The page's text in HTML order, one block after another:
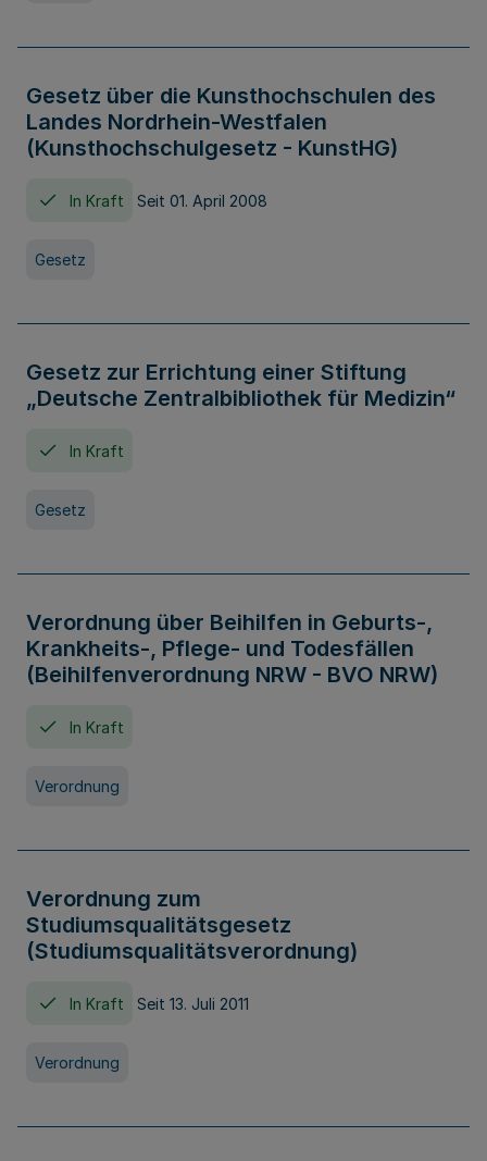
Gesetz über die Kunsthochschulen des
Landes Nordrhein-Westfalen
(Kunsthochschulgesetz - KunstHG)
In Kraft Seit 01. April 2008
Gesetz
Gesetz zur Errichtung einer Stiftung
„Deutsche Zentralbibliothek für Medizin“
In Kraft
Gesetz
Verordnung über Beihilfen in Geburts-,
Krankheits-, Pflege- und Todesfällen
(Beihilfenverordnung NRW - BVO NRW)
In Kraft
Verordnung
Verordnung zum
Studiumsqualitätsgesetz
(Studiumsqualitätsverordnung)
In Kraft Seit 13. Juli 2011
Verordnung